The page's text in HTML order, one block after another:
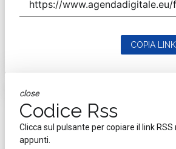
COPIA LINK
close
Codice Rss
Clicca sul pulsante per copiare il link RSS
appunti.